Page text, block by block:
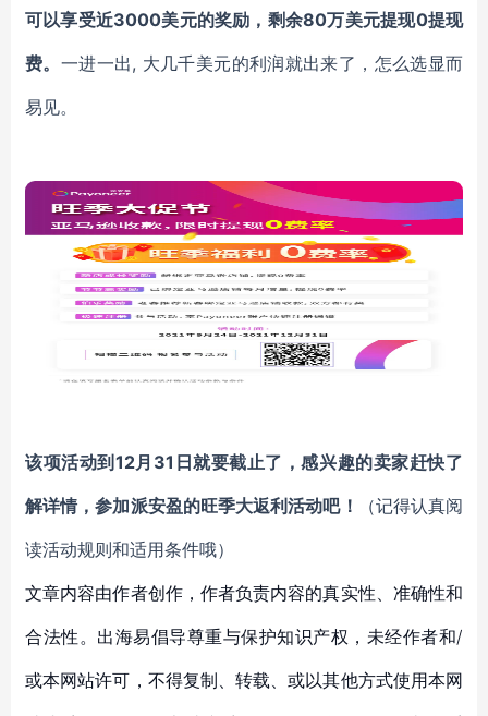
可以享受近3000美元的奖励，剩余80万美元提现0提现
费。 一进一出, 大几千美元的利润就出来了，怎么选显而
易见。
该项活动到 12月31日就要截止了，感兴趣的卖家赶快了
解详情，参加派安盈的旺季大返利活动吧！
（记得认真阅
读活动规则和适用条件哦）
文章内容由作者创作，作者负责内容的真实性、准确性和
合法性。出海易倡导尊重与保护知识产权，未经作者和/
或本网站许可，不得复制、转载、或以其他方式使用本网